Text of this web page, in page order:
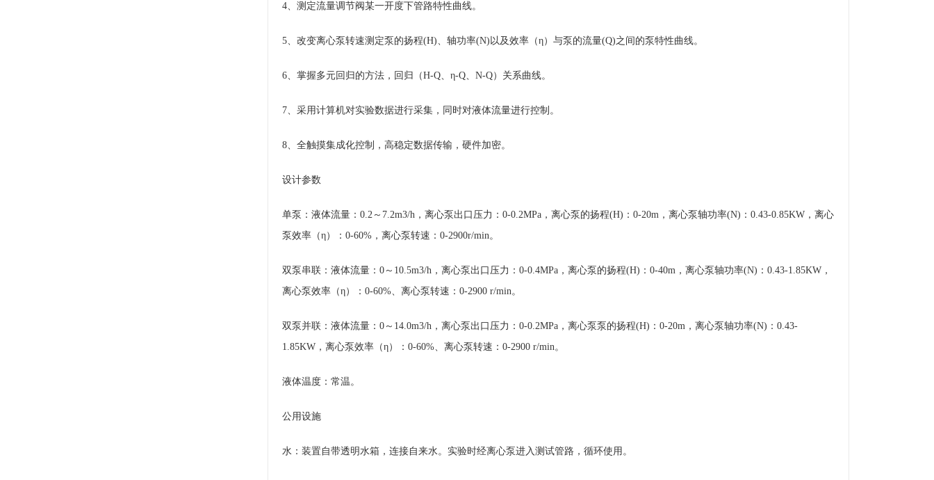
4、测定流量调节阀某一开度下管路特性曲线。
5、改变离心泵转速测定泵的扬程(H)、轴功率(N)以及效率（η）与泵的流量(Q)之间的泵特性曲线。
6、掌握多元回归的方法，回归（H-Q、η-Q、N-Q）关系曲线。
7、采用计算机对实验数据进行采集，同时对液体流量进行控制。
8、全触摸集成化控制，高稳定数据传输，硬件加密。
设计参数
单泵：液体流量：0.2～7.2m3/h，离心泵出口压力：0-0.2MPa，离心泵的扬程(H)：0-20m，离心泵轴功率(N)：0.43-0.85KW，离心
泵效率（η）：0-60%，离心泵转速：0-2900r/min。
双泵串联：液体流量：0～10.5m3/h，离心泵出口压力：0-0.4MPa，离心泵的扬程(H)：0-40m，离心泵轴功率(N)：0.43-1.85KW，
离心泵效率（η）：0-60%、离心泵转速：0-2900 r/min。
双泵并联：液体流量：0～14.0m3/h，离心泵出口压力：0-0.2MPa，离心泵泵的扬程(H)：0-20m，离心泵轴功率(N)：0.43-
1.85KW，离心泵效率（η）：0-60%、离心泵转速：0-2900 r/min。
液体温度：常温。
公用设施
水：装置自带透明水箱，连接自来水。实验时经离心泵进入测试管路，循环使用。